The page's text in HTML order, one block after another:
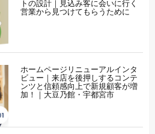
トの設計｜見込み客に会いに行く
営業から見つけてもらうために
ホームページリニューアルインタ
ビュー｜来店を後押しするコンテ
ンツと信頼感向上で新規顧客が増
加！｜大豆乃館・宇都宮市